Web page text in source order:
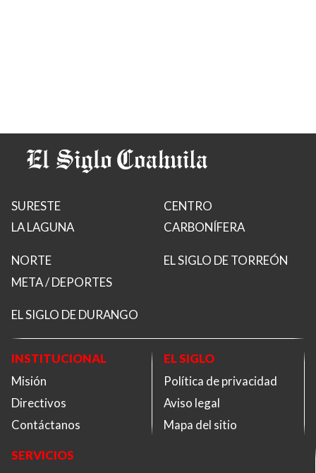
SURESTE
LA LAGUNA
CENTRO
CARBONÍFERA
NORTE
META / DEPORTES
EL SIGLO DE TORREÓN
EL SIGLO DE DURANGO
INSTITUCIONAL
Misión
Directivos
Contáctanos
EL SIGLO
Política de privacidad
Aviso legal
Mapa del sitio
SERVICIOS